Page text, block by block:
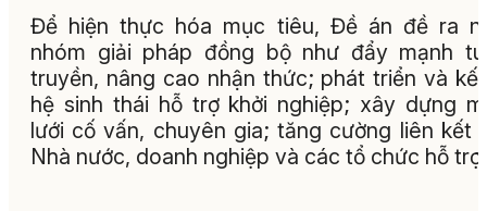
Để hiện thực hóa mục tiêu, Đề án đề ra
nhóm giải pháp đồng bộ như đẩy mạnh
truyền, nâng cao nhận thức; phát triển và
hệ sinh thái hỗ trợ khởi nghiệp; xây dựng
lưới cố vấn, chuyên gia; tăng cường liên kết
Nhà nước, doanh nghiệp và các tổ chức hỗ trợ.